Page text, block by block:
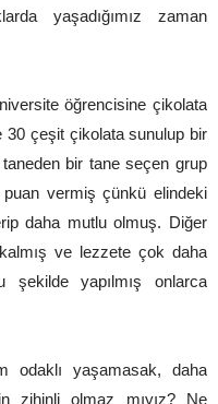
yaşadığımız zaman
öğrencisine çikolata
30 çeşit çikolata sunulup bir
bir tane seçen grup
vermiş çünkü elindeki
daha mutlu olmuş. Diğer
ve lezzete çok daha
yapılmış onlarca
odaklı yaşamasak, daha
zihinli olmaz mıyız? Ne